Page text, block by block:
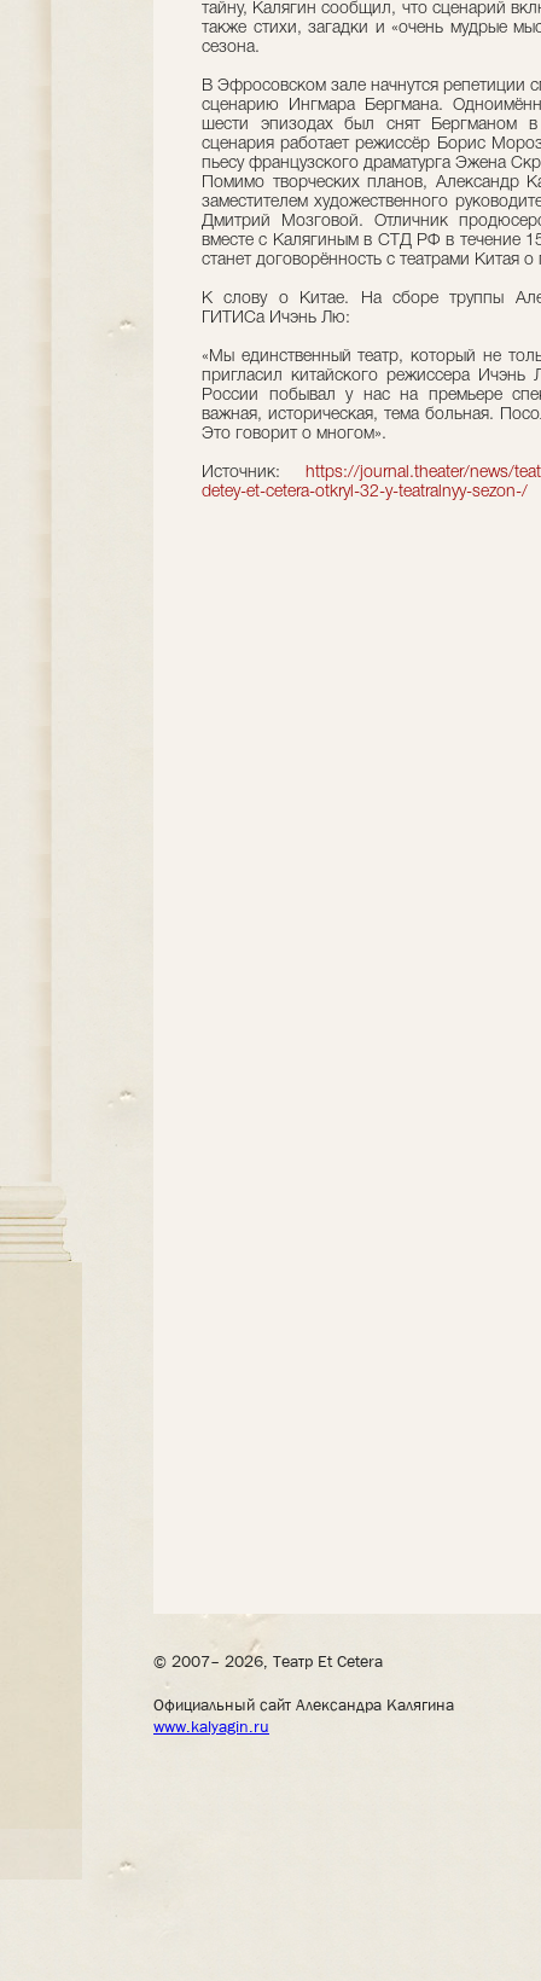
тайну, Калягин сообщил, что сценарий
также стихи, загадки и «очень мудрые
сезона.
В Эфросовском зале начнутся репетиции
сценарию Ингмара Бергмана.
шести эпизодах был снят Бергманом
сценария работает режиссёр Борис
пьесу французского драматурга Эжена
Помимо творческих планов, Александр
заместителем художественного
Дмитрий Мозговой. Отличник
вместе с Калягиным в СТД РФ в течение
станет договорённость с театрами Китая
К слову о Китае. На сборе труппы
ГИТИСа Ичэнь Лю:
«Мы единственный театр, который не
пригласил китайского режиссера
России побывал у нас на премьере
важная, историческая, тема больная.
Это говорит о многом».
Источник: https://journal.theater/news/
detey-et-cetera-otkryl-32-y-teatralnyy-sezon-/
© 2007– 2026, Театр Et Cetera
Официальный сайт Александра Калягина
www.kalyagin.ru